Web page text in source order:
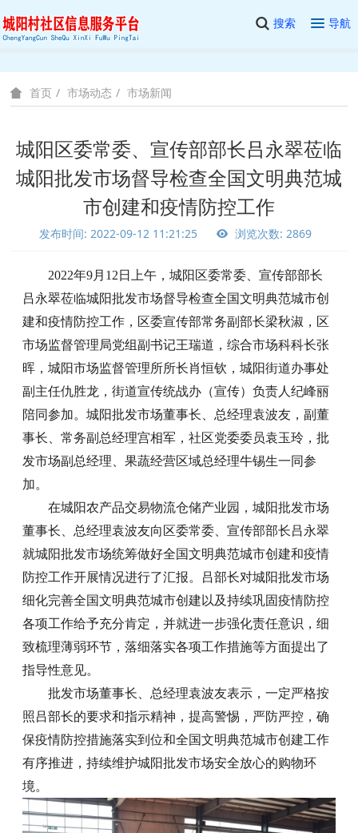
搜索 导航
首页 市场动态 市场新闻
城阳区委常委、宣传部部长吕永翠莅临
城阳批发市场督导检查全国文明典范城
市创建和疫情防控工作
发布时间: 2022-09-12 11:21:25 浏览次数: 2869
2022年9月12日上午，城阳区委常委、宣传部部长
吕永翠莅临城阳批发市场督导检查全国文明典范城市创
建和疫情防控工作，区委宣传部常务副部长梁秋淑，区
市场监督管理局党组副书记王瑞道，综合市场科科长张
晖，城阳市场监督管理所所长肖恒钦，城阳街道办事处
副主任仇胜龙，街道宣传统战办（宣传）负责人纪峰丽
陪同参加。城阳批发市场董事长、总经理袁波友，副董
事长、常务副总经理宫相军，社区党委委员袁玉玲，批
发市场副总经理、果蔬经营区域总经理牛锡生一同参
加。
在城阳农产品交易物流仓储产业园，城阳批发市场
董事长、总经理袁波友向区委常委、宣传部部长吕永翠
就城阳批发市场统筹做好全国文明典范城市创建和疫情
防控工作开展情况进行了汇报。吕部长对城阳批发市场
细化完善全国文明典范城市创建以及持续巩固疫情防控
各项工作给予充分肯定，并就进一步强化责任意识，细
致梳理薄弱环节，落细落实各项工作措施等方面提出了
指导性意见。
批发市场董事长、总经理袁波友表示，一定严格按
照吕部长的要求和指示精神，提高警惕，严防严控，确
保疫情防控措施落实到位和全国文明典范城市创建工作
有序推进，持续维护城阳批发市场安全放心的购物环
境。